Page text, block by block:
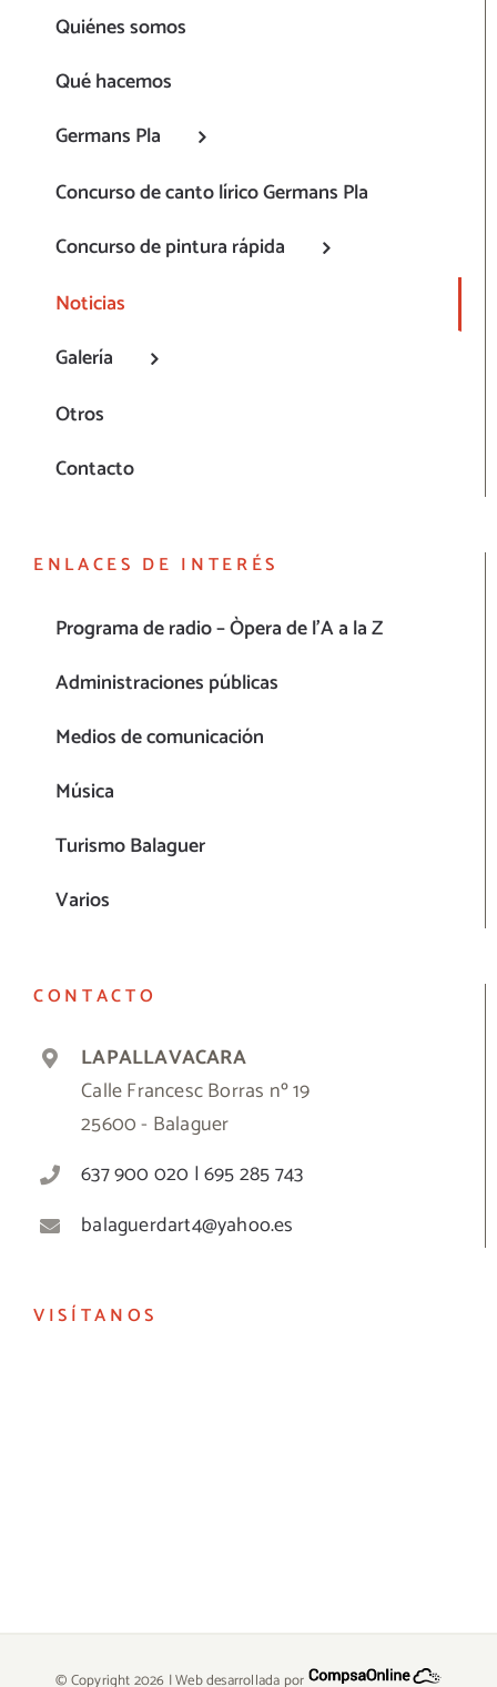
Quiénes somos
Qué hacemos
Germans Pla
Concurso de canto lírico Germans Pla
Concurso de pintura rápida
Noticias
Galería
Otros
Contacto
ENLACES DE INTERÉS
Programa de radio – Òpera de l’A a la Z
Administraciones públicas
Medios de comunicación
Música
Turismo Balaguer
Varios
CONTACTO
LAPALLAVACARA
Calle Francesc Borras nº 19
25600 - Balaguer
637 900 020 | 695 285 743
balaguerdart4@yahoo.es
VISÍTANOS
© Copyright2026 | Web desarrollada por